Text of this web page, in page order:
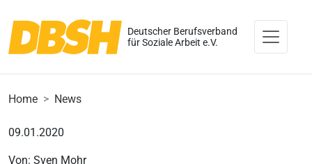
Deutscher Berufsverband
für Soziale Arbeit e.V.
Home News
09.01.2020
Von: Sven Mohr